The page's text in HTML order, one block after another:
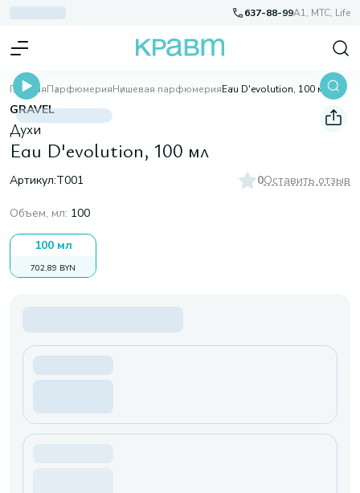
637-88-99A1, МТС, Life
ГлавнаяПарфюмерияНишевая парфюмерияEau D'evolution, 100 мл
GRAVEL
Духи
Eau D'evolution, 100 мл
Артикул:T001 0Оставить отзыв
Объем, мл: 100
100 мл
702,89 BYN